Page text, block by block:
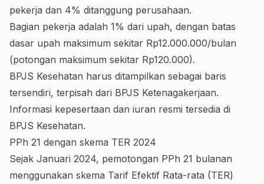
pekerja dan 4% ditanggung perusahaan.
Bagian pekerja adalah 1% dari upah, dengan batas
dasar upah maksimum sekitar Rp12.000.000/bulan
(potongan maksimum sekitar Rp120.000).
BPJS Kesehatan harus ditampilkan sebagai baris
tersendiri, terpisah dari BPJS Ketenagakerjaan.
Informasi kepesertaan dan iuran resmi tersedia di
BPJS Kesehatan.
PPh 21 dengan skema TER 2024
Sejak Januari 2024, pemotongan PPh 21 bulanan
menggunakan skema Tarif Efektif Rata-rata (TER)